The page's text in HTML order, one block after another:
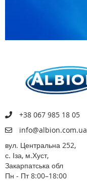
+38 067 985 18 05
info@albion.com.ua
вул. Центральна 252,
с. Іза, м.Хуст,
Закарпатська обл
Пн - Пт 8:00–18:00